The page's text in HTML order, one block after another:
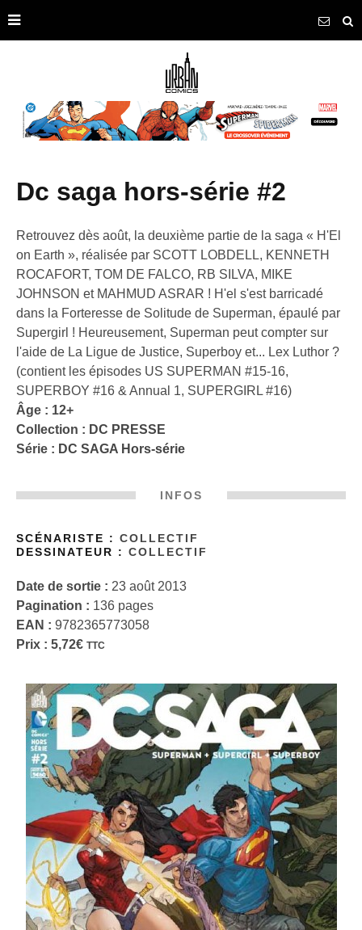
dc saga hors-série #2
Retrouvez dès août, la deuxième partie de la saga « H'El
on Earth », réalisée par SCOTT LOBDELL, KENNETH
ROCAFORT, TOM DE FALCO, RB SILVA, MIKE
JOHNSON et MAHMUD ASRAR ! H'el s'est barricadé
dans la Forteresse de Solitude de Superman, épaulé par
Supergirl ! Heureusement, Superman peut compter sur
l'aide de La Ligue de Justice, Superboy et... Lex Luthor ?
(contient les épisodes US SUPERMAN #15-16,
SUPERBOY #16 & Annual 1, SUPERGIRL #16)
Âge : 12+
Collection : DC PRESSE
Série : DC SAGA Hors-série
INFOS
SCÉNARISTE : COLLECTIF
DESSINATEUR : COLLECTIF
Date de sortie : 23 août 2013
Pagination : 136 pages
EAN : 9782365773058
Prix : 5,72€ TTC